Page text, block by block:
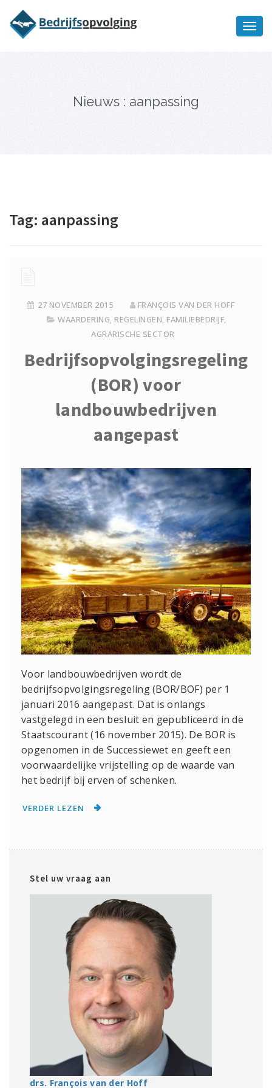
Nieuws : aanpassing
Tag: aanpassing
27 NOVEMBER 2015
FRANÇOIS VAN DER HOFF
WAARDERING, REGELINGEN, FAMILIEBEDRIJF,
AGRARISCHE SECTOR
Bedrijfsopvolgingsregeling
(BOR) voor
landbouwbedrijven
aangepast
Voor landbouwbedrijven wordt de
bedrijfsopvolgingsregeling (BOR/BOF) per 1
januari 2016 aangepast. Dat is onlangs
vastgelegd in een besluit en gepubliceerd in de
Staatscourant (16 november 2015). De BOR is
opgenomen in de Successiewet en geeft een
voorwaardelijke vrijstelling op de waarde van
het bedrijf bij erven of schenken.
VERDER LEZEN
Stel uw vraag aan
drs. François van der Hoff
bedrijfsopvolging voor fiscaal
juridisch advies
Ik wil meer informatie